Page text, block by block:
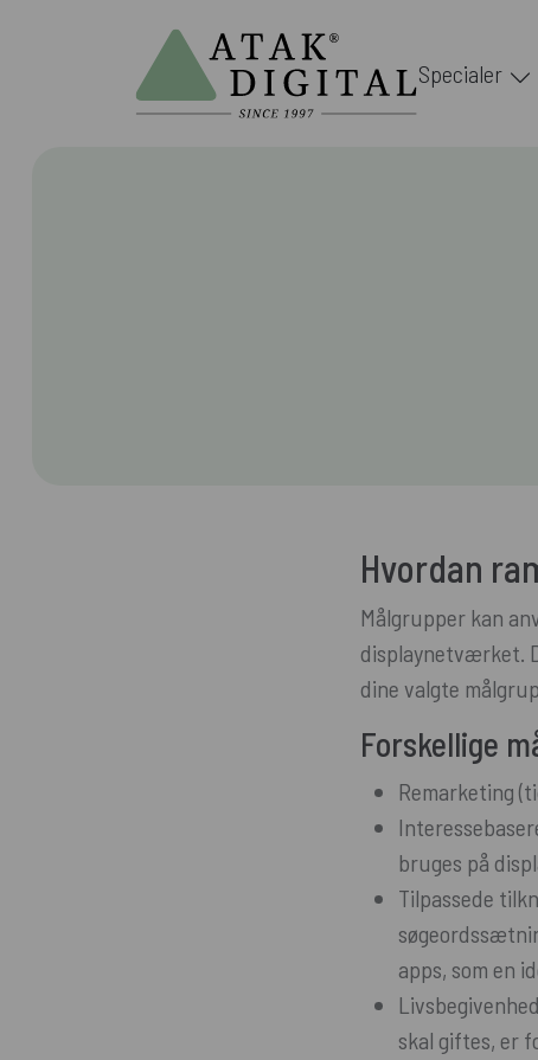
Specialer
Hvordan
Målgrupper kan
displaynetværket.
dine valgte
Forskellige
Remarketing
bruges på
Tilpassede
apps, som en
skal giftes, er